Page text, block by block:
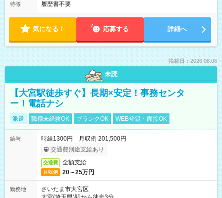
特徴 履歴書不要
気になる！ 応募する 詳細へ
掲載日：2026.08.06
未読
【大宮駅徒歩すぐ】長期×安定！事務センタ
ー！電話ナシ
派遣 職種未経験OK ブランクOK WEB登録・面接OK
給与
時給1300円 月収例 201,500円
交通費別途支給あり
交通費 全額支給
月収例 20～25万円
勤務地
さいたま市大宮区